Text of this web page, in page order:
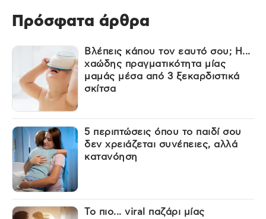
Πρόσφατα άρθρα
Βλέπεις κάπου τον εαυτό σου; Η...
χαώδης πραγματικότητα μίας
μαμάς μέσα από 3 ξεκαρδιστικά
σκίτσα
5 περιπτώσεις όπου το παιδί σου
δεν χρειάζεται συνέπειες, αλλά
κατανόηση
Το πιο... viral παζάρι μίας